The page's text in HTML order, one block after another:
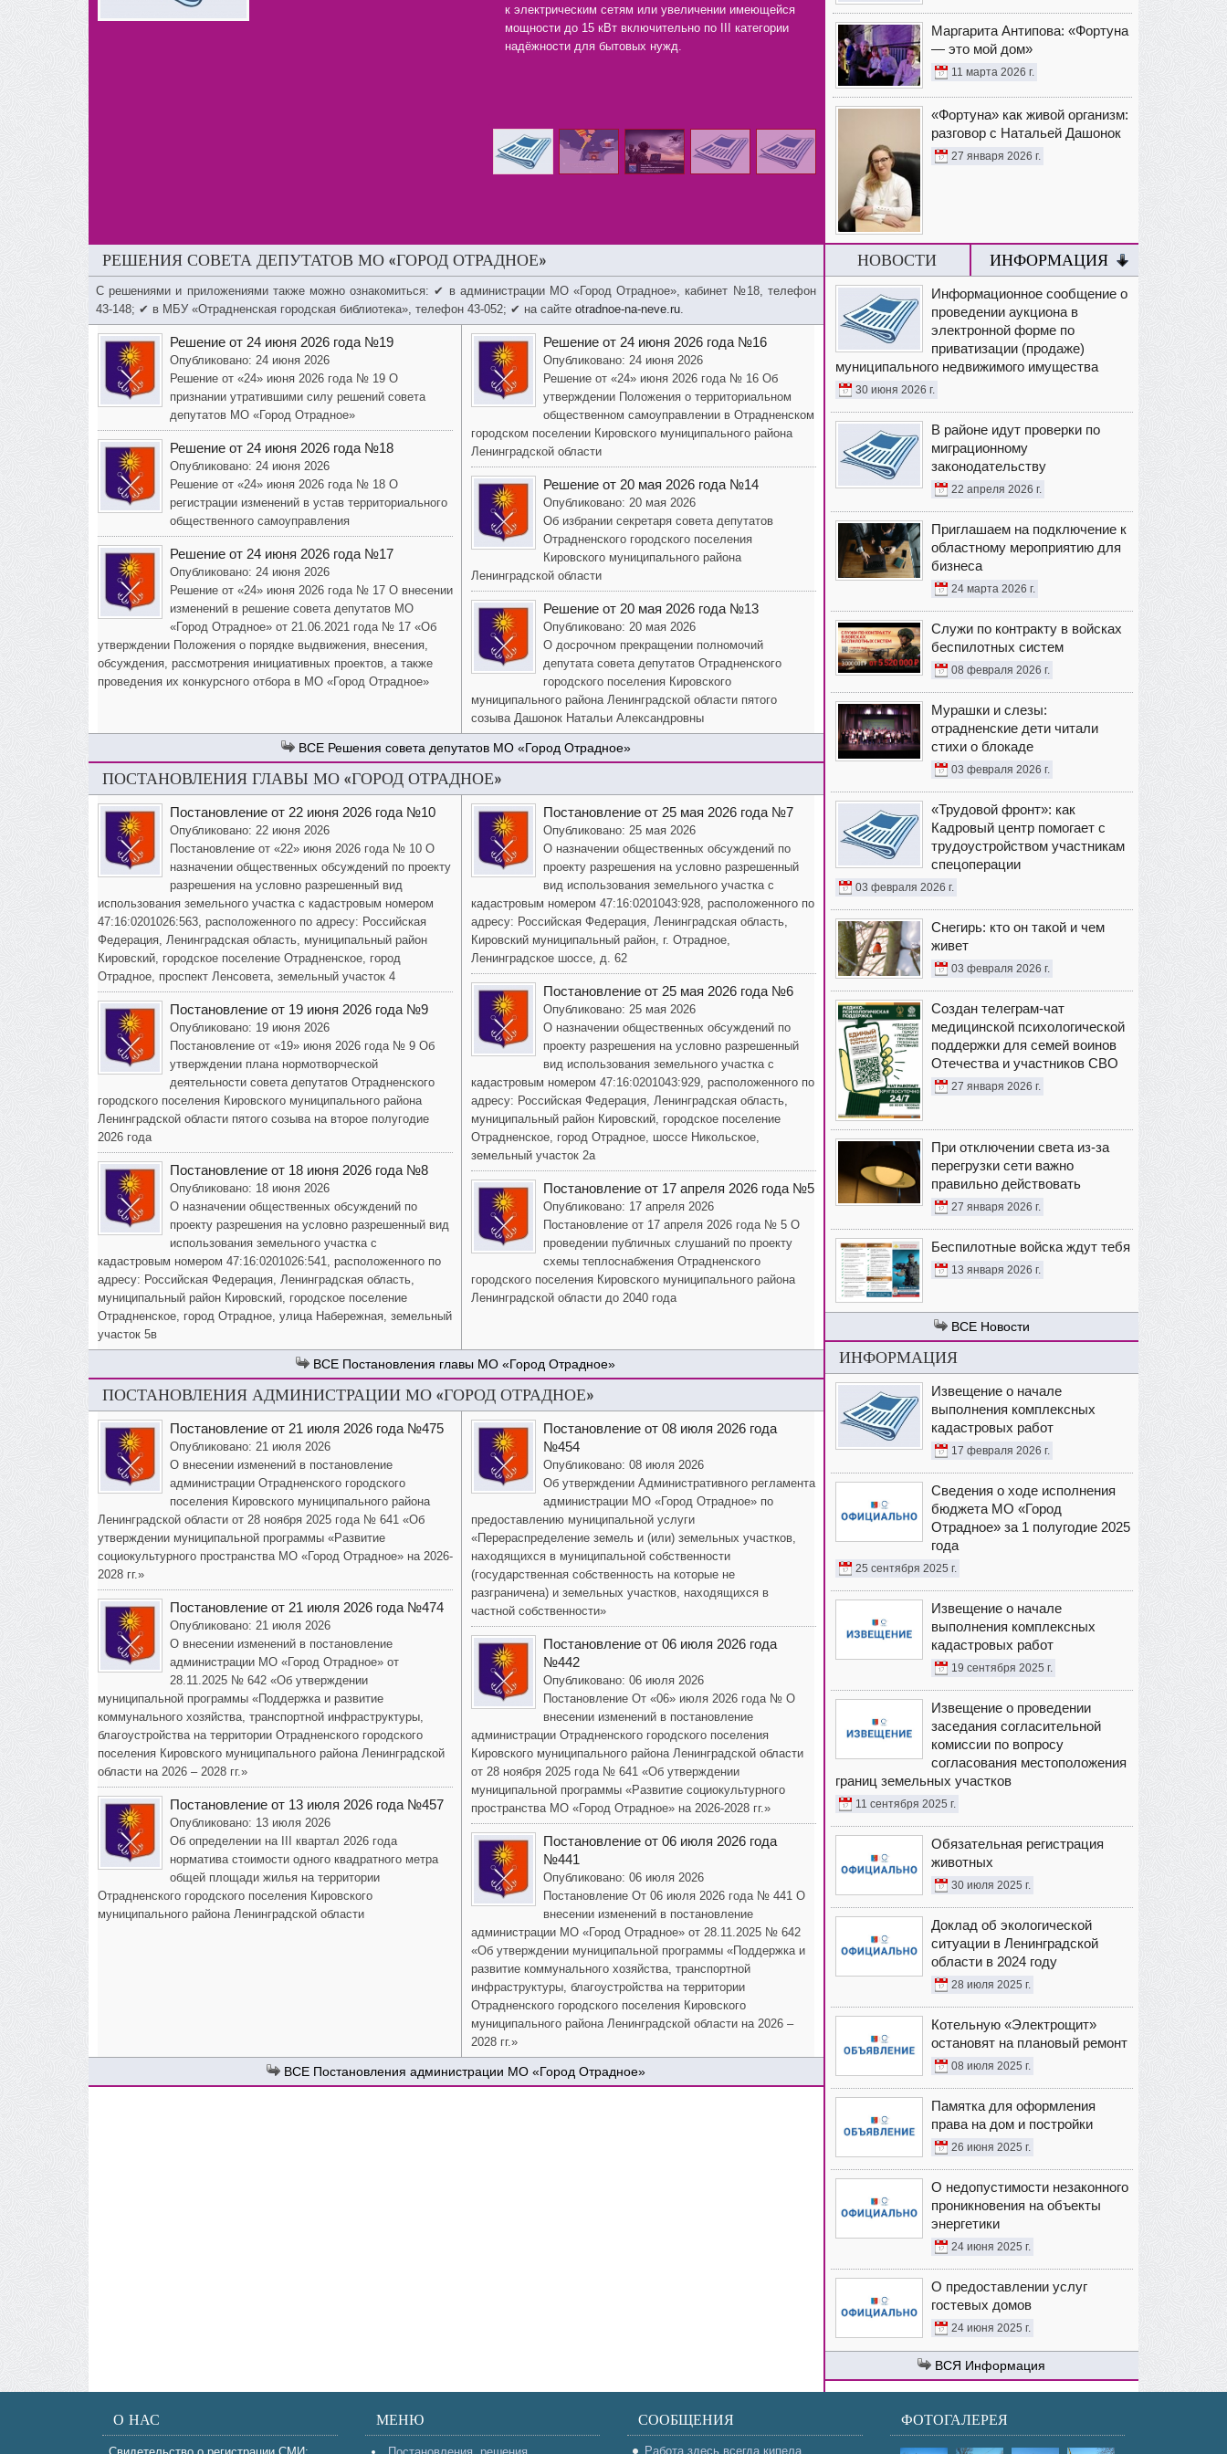
к электрическим сетям или увеличении имеющейся
мощности до 15 кВт включительно по III категории
надёжности для бытовых нужд.
Маргарита Антипова: «Фортуна
— это мой дом»
11 марта 2026 г.
«Фортуна» как живой организм:
разговор с Натальей Дашонок
27 января 2026 г.
РЕШЕНИЯ СОВЕТА ДЕПУТАТОВ МО «ГОРОД ОТРАДНОЕ»
С решениями и приложениями также можно ознакомиться: ✔ в администрации МО «Город Отрадное», кабинет №18, телефон
43-148; ✔ в МБУ «Отрадненская городская библиотека», телефон 43-052; ✔ на сайте otradnoe-na-neve.ru.
Решение от 24 июня 2026 года №19
Опубликовано: 24 июня 2026
Решение от «24» июня 2026 года № 19 О
признании утратившими силу решений совета
депутатов МО «Город Отрадное»
Решение от 24 июня 2026 года №18
Опубликовано: 24 июня 2026
Решение от «24» июня 2026 года № 18 О
регистрации изменений в устав территориального
общественного самоуправления
Решение от 24 июня 2026 года №17
Опубликовано: 24 июня 2026
Решение от «24» июня 2026 года № 17 О внесении
изменений в решение совета депутатов МО
«Город Отрадное» от 21.06.2021 года № 17 «Об
утверждении Положения о порядке выдвижения, внесения,
обсуждения, рассмотрения инициативных проектов, а также
проведения их конкурсного отбора в МО «Город Отрадное»
Решение от 24 июня 2026 года №16
Опубликовано: 24 июня 2026
Решение от «24» июня 2026 года № 16 Об
утверждении Положения о территориальном
общественном самоуправлении в Отрадненском
городском поселении Кировского муниципального района
Ленинградской области
Решение от 20 мая 2026 года №14
Опубликовано: 20 мая 2026
Об избрании секретаря совета депутатов
Отрадненского городского поселения
Кировского муниципального района
Ленинградской области
Решение от 20 мая 2026 года №13
Опубликовано: 20 мая 2026
О досрочном прекращении полномочий
депутата совета депутатов Отрадненского
городского поселения Кировского
муниципального района Ленинградской области пятого
созыва Дашонок Натальи Александровны
Решения совета депутатов МО «Город Отрадное»
ПОСТАНОВЛЕНИЯ ГЛАВЫ МО «ГОРОД ОТРАДНОЕ»
Постановление от 22 июня 2026 года №10
Опубликовано: 22 июня 2026
Постановление от «22» июня 2026 года № 10 О
назначении общественных обсуждений по проекту
разрешения на условно разрешенный вид
использования земельного участка с кадастровым номером
47:16:0201026:563, расположенного по адресу: Российская
Федерация, Ленинградская область, муниципальный район
Кировский, городское поселение Отрадненское, город
Отрадное, проспект Ленсовета, земельный участок 4
Постановление от 19 июня 2026 года №9
Опубликовано: 19 июня 2026
Постановление от «19» июня 2026 года № 9 Об
утверждении плана нормотворческой
деятельности совета депутатов Отрадненского
городского поселения Кировского муниципального района
Ленинградской области пятого созыва на второе полугодие
2026 года
Постановление от 18 июня 2026 года №8
Опубликовано: 18 июня 2026
О назначении общественных обсуждений по
проекту разрешения на условно разрешенный вид
использования земельного участка с
кадастровым номером 47:16:0201026:541, расположенного по
адресу: Российская Федерация, Ленинградская область,
муниципальный район Кировский, городское поселение
Отрадненское, город Отрадное, улица Набережная, земельный
участок 5в
Постановление от 25 мая 2026 года №7
Опубликовано: 25 мая 2026
О назначении общественных обсуждений по
проекту разрешения на условно разрешенный
вид использования земельного участка с
кадастровым номером 47:16:0201043:928, расположенного по
адресу: Российская Федерация, Ленинградская область,
Кировский муниципальный район, г. Отрадное,
Ленинградское шоссе, д. 62
Постановление от 25 мая 2026 года №6
Опубликовано: 25 мая 2026
О назначении общественных обсуждений по
проекту разрешения на условно разрешенный
вид использования земельного участка с
кадастровым номером 47:16:0201043:929, расположенного по
адресу: Российская Федерация, Ленинградская область,
муниципальный район Кировский, городское поселение
Отрадненское, город Отрадное, шоссе Никольское,
земельный участок 2а
Постановление от 17 апреля 2026 года №5
Опубликовано: 17 апреля 2026
Постановление от 17 апреля 2026 года № 5 О
проведении публичных слушаний по проекту
схемы теплоснабжения Отрадненского
городского поселения Кировского муниципального района
Ленинградской области до 2040 года
Постановления главы МО «Город Отрадное»
ПОСТАНОВЛЕНИЯ АДМИНИСТРАЦИИ МО «ГОРОД ОТРАДНОЕ»
Постановление от 21 июля 2026 года №475
Опубликовано: 21 июля 2026
О внесении изменений в постановление
администрации Отрадненского городского
поселения Кировского муниципального района
Ленинградской области от 28 ноября 2025 года № 641 «Об
утверждении муниципальной программы «Развитие
социокультурного пространства МО «Город Отрадное» на 2026-
2028 гг.»
Постановление от 21 июля 2026 года №474
Опубликовано: 21 июля 2026
О внесении изменений в постановление
администрации МО «Город Отрадное» от
28.11.2025 № 642 «Об утверждении
муниципальной программы «Поддержка и развитие
коммунального хозяйства, транспортной инфраструктуры,
благоустройства на территории Отрадненского городского
поселения Кировского муниципального района Ленинградской
области на 2026 – 2028 гг.»
Постановление от 13 июля 2026 года №457
Опубликовано: 13 июля 2026
Об определении на III квартал 2026 года
норматива стоимости одного квадратного метра
общей площади жилья на территории
Отрадненского городского поселения Кировского
муниципального района Ленинградской области
Постановление от 08 июля 2026 года
№454
Опубликовано: 08 июля 2026
Об утверждении Административного регламента
администрации МО «Город Отрадное» по
предоставлению муниципальной услуги
«Перераспределение земель и (или) земельных участков,
находящихся в муниципальной собственности
(государственная собственность на которые не
разграничена) и земельных участков, находящихся в
частной собственности»
Постановление от 06 июля 2026 года
№442
Опубликовано: 06 июля 2026
Постановление От «06» июля 2026 года № О
внесении изменений в постановление
администрации Отрадненского городского поселения
Кировского муниципального района Ленинградской области
от 28 ноября 2025 года № 641 «Об утверждении
муниципальной программы «Развитие социокультурного
пространства МО «Город Отрадное» на 2026-2028 гг.»
Постановление от 06 июля 2026 года
№441
Опубликовано: 06 июля 2026
Постановление От 06 июля 2026 года № 441 О
внесении изменений в постановление
администрации МО «Город Отрадное» от 28.11.2025 № 642
«Об утверждении муниципальной программы «Поддержка и
развитие коммунального хозяйства, транспортной
инфраструктуры, благоустройства на территории
Отрадненского городского поселения Кировского
муниципального района Ленинградской области на 2026 –
2028 гг.»
Постановления администрации МО «Город Отрадное»
НОВОСТИ ИНФОРМАЦИЯ
Информационное сообщение о
проведении аукциона в
электронной форме по
приватизации (продаже)
муниципального недвижимого имущества
30 июня 2026 г.
В районе идут проверки по
миграционному
законодательству
22 апреля 2026 г.
Приглашаем на подключение к
областному мероприятию для
бизнеса
24 марта 2026 г.
Служи по контракту в войсках
беспилотных систем
08 февраля 2026 г.
Мурашки и слезы:
отрадненские дети читали
стихи о блокаде
03 февраля 2026 г.
«Трудовой фронт»: как
Кадровый центр помогает с
трудоустройством участникам
спецоперации
03 февраля 2026 г.
Снегирь: кто он такой и чем
живет
03 февраля 2026 г.
Создан телеграм-чат
медицинской психологической
поддержки для семей воинов
Отечества и участников СВО
27 января 2026 г.
При отключении света из-за
перегрузки сети важно
правильно действовать
27 января 2026 г.
Беспилотные войска ждут тебя
13 января 2026 г.
Новости
ИНФОРМАЦИЯ
Извещение о начале
выполнения комплексных
кадастровых работ
17 февраля 2026 г.
Сведения о ходе исполнения
бюджета МО «Город
Отрадное» за 1 полугодие 2025
года
25 сентября 2025 г.
Извещение о начале
выполнения комплексных
кадастровых работ
19 сентября 2025 г.
Извещение о проведении
заседания согласительной
комиссии по вопросу
согласования местоположения
границ земельных участков
11 сентября 2025 г.
Обязательная регистрация
животных
30 июля 2025 г.
Доклад об экологической
ситуации в Ленинградской
области в 2024 году
28 июля 2025 г.
Котельную «Электрощит»
остановят на плановый ремонт
08 июля 2025 г.
Памятка для оформления
права на дом и постройки
26 июня 2025 г.
О недопустимости незаконного
проникновения на объекты
энергетики
24 июня 2025 г.
О предоставлении услуг
гостевых домов
24 июня 2025 г.
Информация
О НАС МЕНЮ СООБЩЕНИЯ
Работа здесь всегда кипела
ФОТОГАЛЕРЕЯ